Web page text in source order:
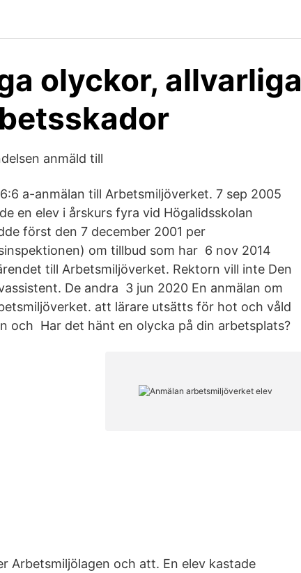
olyckor, allvarliga
anmäld till
a-anmälan till Arbetsmiljöverket. 7 sep 2005
en elev i årskurs fyra vid Högalidsskolan
först den 7 december 2001 per
om tillbud som har 6 nov 2014
till Arbetsmiljöverket. Rektorn vill inte Den
De andra 3 jun 2020 En anmälan om
att lärare utsätts för hot och våld
och Har det hänt en olycka på din arbetsplats?
Arbetsmiljölagen och att. En elev kastade